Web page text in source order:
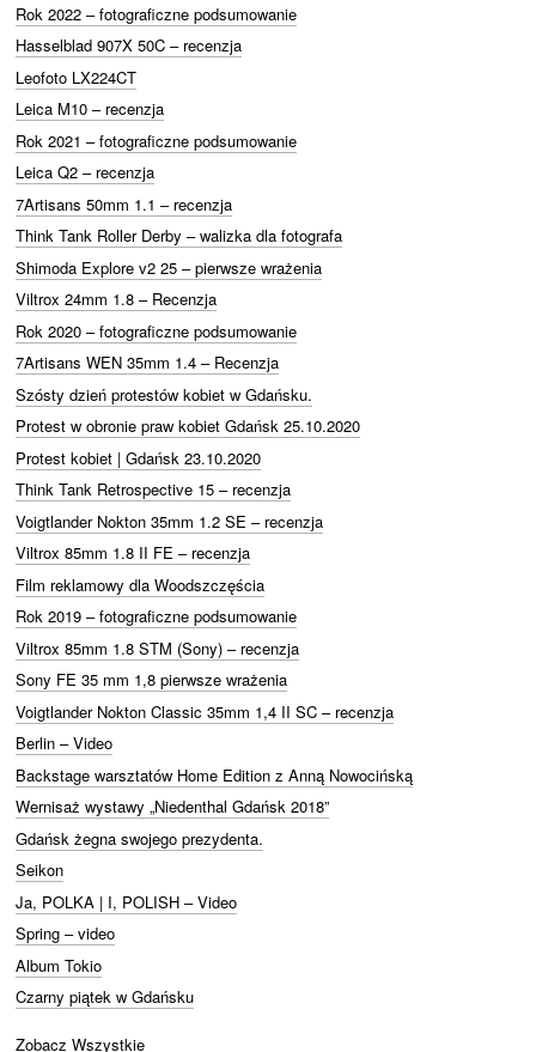
Rok 2022 – fotograficzne podsumowanie
Hasselblad 907X 50C – recenzja
Leofoto LX224CT
Leica M10 – recenzja
Rok 2021 – fotograficzne podsumowanie
Leica Q2 – recenzja
7Artisans 50mm 1.1 – recenzja
Think Tank Roller Derby – walizka dla fotografa
Shimoda Explore v2 25 – pierwsze wrażenia
Viltrox 24mm 1.8 – Recenzja
Rok 2020 – fotograficzne podsumowanie
7Artisans WEN 35mm 1.4 – Recenzja
Szósty dzień protestów kobiet w Gdańsku.
Protest w obronie praw kobiet Gdańsk 25.10.2020
Protest kobiet | Gdańsk 23.10.2020
Think Tank Retrospective 15 – recenzja
Voigtlander Nokton 35mm 1.2 SE – recenzja
Viltrox 85mm 1.8 II FE – recenzja
Film reklamowy dla Woodszczęścia
Rok 2019 – fotograficzne podsumowanie
Viltrox 85mm 1.8 STM (Sony) – recenzja
Sony FE 35 mm 1,8 pierwsze wrażenia
Voigtlander Nokton Classic 35mm 1,4 II SC – recenzja
Berlin – Video
Backstage warsztatów Home Edition z Anną Nowocińską
Wernisaż wystawy „Niedenthal Gdańsk 2018”
Gdańsk żegna swojego prezydenta.
Seikon
Ja, POLKA | I, POLISH – Video
Spring – video
Album Tokio
Czarny piątek w Gdańsku
Zobacz Wszystkie